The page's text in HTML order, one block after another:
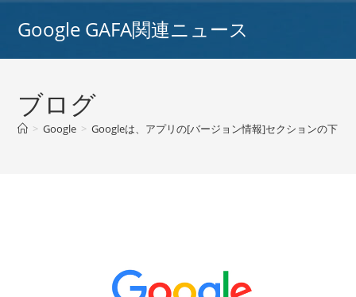
Google GAFA関連ニュース
ブログ
> Google > Googleは、アプリの[バージョン情報]セクションの下